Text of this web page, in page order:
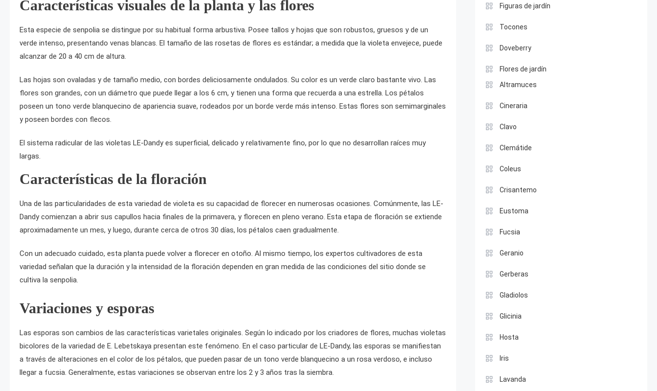
Características visuales de la planta y las flores
Esta especie de senpolia se distingue por su habitual forma arbustiva. Posee tallos y hojas que son robustos, gruesos y de un
verde intenso, presentando venas blancas. El tamaño de las rosetas de flores es estándar; a medida que la violeta envejece, puede
alcanzar de 20 a 40 cm de altura.
Las hojas son ovaladas y de tamaño medio, con bordes deliciosamente ondulados. Su color es un verde claro bastante vivo. Las
flores son grandes, con un diámetro que puede llegar a los 6 cm, y tienen una forma que recuerda a una estrella. Los pétalos
poseen un tono verde blanquecino de apariencia suave, rodeados por un borde verde más intenso. Estas flores son semimarginales
y poseen bordes con flecos.
El sistema radicular de las violetas LE-Dandy es superficial, delicado y relativamente fino, por lo que no desarrollan raíces muy
largas.
Características de la floración
Una de las particularidades de esta variedad de violeta es su capacidad de florecer en numerosas ocasiones. Comúnmente, las LE-
Dandy comienzan a abrir sus capullos hacia finales de la primavera, y florecen en pleno verano. Esta etapa de floración se extiende
aproximadamente un mes, y luego, durante cerca de otros 30 días, los pétalos caen gradualmente.
Con un adecuado cuidado, esta planta puede volver a florecer en otoño. Al mismo tiempo, los expertos cultivadores de esta
variedad señalan que la duración y la intensidad de la floración dependen en gran medida de las condiciones del sitio donde se
cultiva la senpolia.
Variaciones y esporas
Las esporas son cambios de las características varietales originales. Según lo indicado por los criadores de flores, muchas violetas
bicolores de la variedad de E. Lebetskaya presentan este fenómeno. En el caso particular de LE-Dandy, las esporas se manifiestan
a través de alteraciones en el color de los pétalos, que pueden pasar de un tono verde blanquecino a un rosa verdoso, e incluso
llegar a fucsia. Generalmente, estas variaciones se observan entre los 2 y 3 años tras la siembra.
Figuras de jardín
Tocones
Doveberry
Flores de jardín
Altramuces
Cineraria
Clavo
Clemátide
Coleus
Crisantemo
Eustoma
Fucsia
Geranio
Gerberas
Gladiolos
Glicinia
Hosta
Iris
Lavanda